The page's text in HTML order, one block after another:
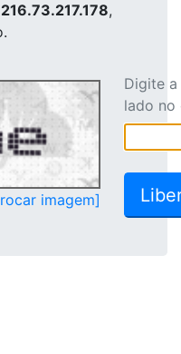
216.73.217.178,
imagem]
Digite
lado no